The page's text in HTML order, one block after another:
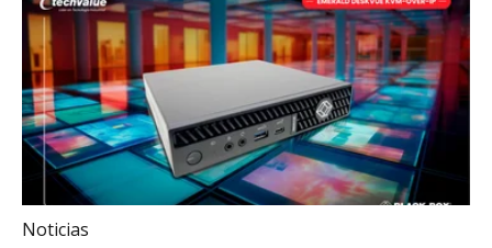
Noticias